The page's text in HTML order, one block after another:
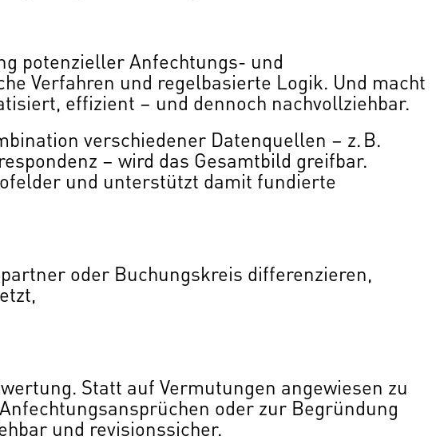
potenzieller Anfechtungs- und
Verfahren und regelbasierte Logik. Und macht
effizient – und dennoch nachvollziehbar.
verschiedener Datenquellen – z. B.
– wird das Gesamtbild greifbar.
und unterstützt damit fundierte
oder Buchungskreis differenzieren,
Statt auf Vermutungen angewiesen zu
oder zur Begründung
und revisionssicher.